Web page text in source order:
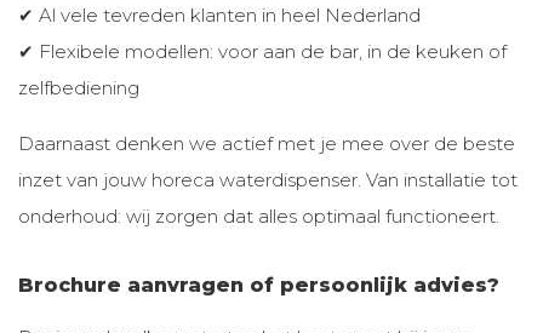
✔ Al vele tevreden klanten in heel Nederland
✔ Flexibele modellen: voor aan de bar, in de keuken of
zelfbediening
Daarnaast denken we actief met je mee over de beste
inzet van jouw horeca waterdispenser. Van installatie tot
onderhoud: wij zorgen dat alles optimaal functioneert.
Brochure aanvragen of persoonlijk advies?